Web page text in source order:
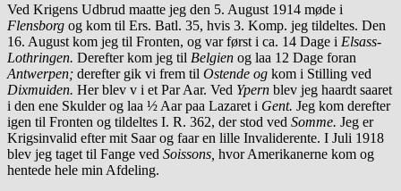
Ved Krigens Udbrud maatte jeg den 5. August 1914 møde i
Flensborg og kom til Ers. Batl. 35, hvis 3. Komp. jeg tildeltes. Den
16. August kom jeg til Fronten, og var først i ca. 14 Dage i Elsass-
Lothringen. Derefter kom jeg til Belgien og laa 12 Dage foran
Antwerpen; derefter gik vi frem til Ostende og kom i Stilling ved
Dixmuiden. Her blev v i et Par Aar. Ved Ypern blev jeg haardt saaret
i den ene Skulder og laa ½ Aar paa Lazaret i Gent. Jeg kom derefter
igen til Fronten og tildeltes I. R. 362, der stod ved Somme. Jeg er
Krigsinvalid efter mit Saar og faar en lille Invaliderente. I Juli 1918
blev jeg taget til Fange ved Soissons, hvor Amerikanerne kom og
hentede hele min Afdeling.